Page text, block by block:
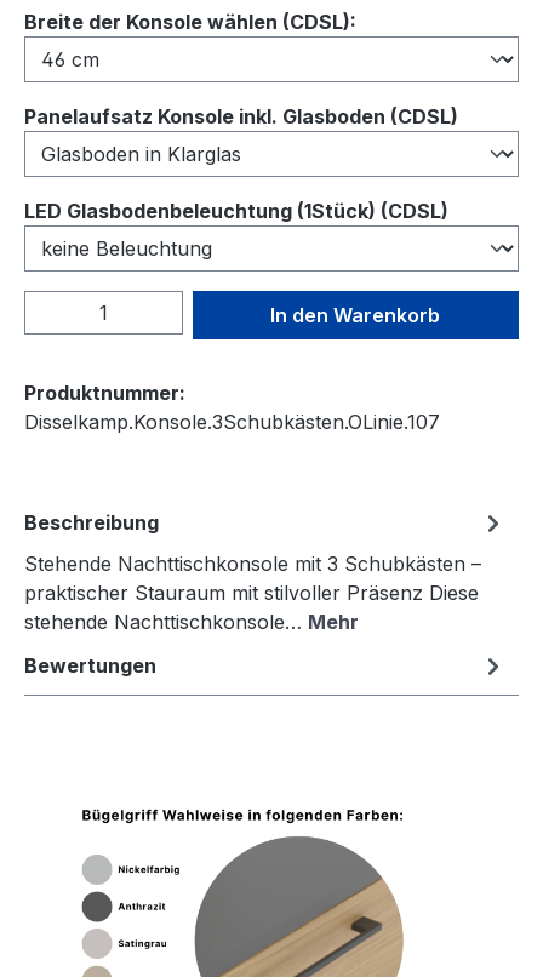
Breite der Konsole wählen (CDSL):
Panelaufsatz Konsole inkl. Glasboden (CDSL)
LED Glasbodenbeleuchtung (1Stück) (CDSL)
Produkt Anzahl: Gib denIn den Warenkorb
Produktnummer:
Disselkamp.Konsole.3Schubkästen.OLinie.107
Beschreibung
Stehende Nachttischkonsole mit 3 Schubkästen –
praktischer Stauraum mit stilvoller Präsenz Diese
stehende Nachttischkonsole… Mehr
Bewertungen